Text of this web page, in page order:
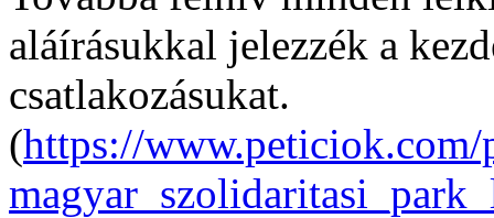
aláírásukkal jelezzék a
csatlakozásukat.
(https://www.peticiok.com/